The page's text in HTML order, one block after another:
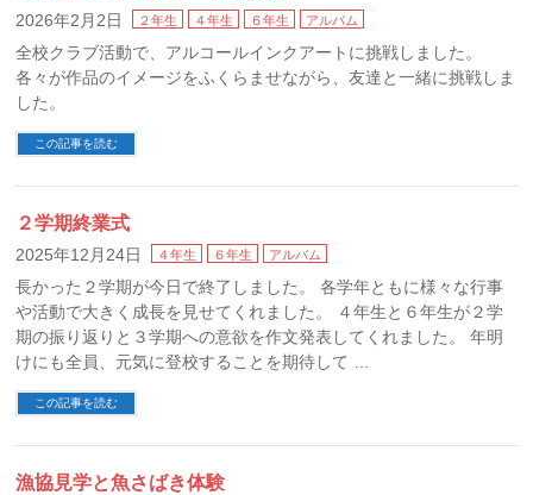
2026年2月2日 ２年生 ４年生 ６年生 アルバム
全校クラブ活動で、アルコールインクアートに挑戦しました。
各々が作品のイメージをふくらませながら、友達と一緒に挑戦しま
した。
この記事を読む
２学期終業式
2025年12月24日 ４年生 ６年生 アルバム
長かった２学期が今日で終了しました。 各学年ともに様々な行事
や活動で大きく成長を見せてくれました。 ４年生と６年生が２学
期の振り返りと３学期への意欲を作文発表してくれました。 年明
けにも全員、元気に登校することを期待して …
この記事を読む
漁協見学と魚さばき体験